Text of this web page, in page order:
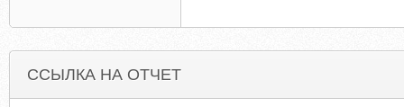
ССЫЛКА НА ОТЧЕТ